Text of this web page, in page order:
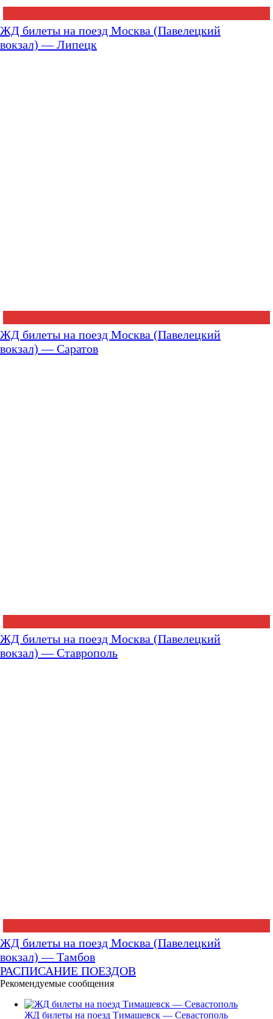
ЖД билеты на поезд Москва (Павелецкий
вокзал) — Липецк
ЖД билеты на поезд Москва (Павелецкий
вокзал) — Саратов
ЖД билеты на поезд Москва (Павелецкий
вокзал) — Ставрополь
ЖД билеты на поезд Москва (Павелецкий
вокзал) — Тамбов
РАСПИСАНИЕ ПОЕЗДОВ
Рекомендуемые сообщения
ЖД билеты на поезд Тимашевск — Севастополь